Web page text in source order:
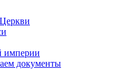
империи
документы